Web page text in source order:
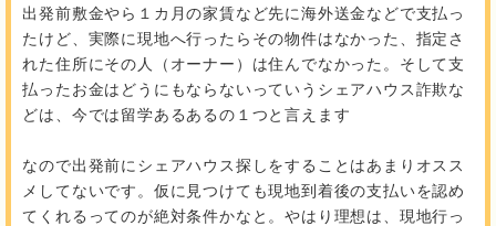
出発前敷金やら１カ月の家賃など先に海外送金などで支払っ
たけど、実際に現地へ行ったらその物件はなかった、指定さ
れた住所にその人（オーナー）は住んでなかった。そして支
払ったお金はどうにもならないっていうシェアハウス詐欺な
どは、今では留学あるあるの１つと言えます
なので出発前にシェアハウス探しをすることはあまりオスス
メしてないです。仮に見つけても現地到着後の支払いを認め
てくれるってのが絶対条件かなと。やはり理想は、現地行っ